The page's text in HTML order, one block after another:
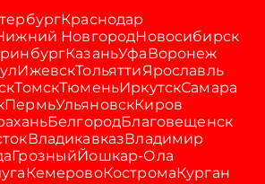
Краснодар
НовгородНовосибирск
КазаньУфаВоронеж
ИжевскТольяттиЯрославль
ТомскТюменьИркутскСамара
ПермьУльяновскКиров
БелгородБлаговещенск
ВладикавказВладимир
ГрозныйЙошкар-Ола
КемеровоКостромаКурган